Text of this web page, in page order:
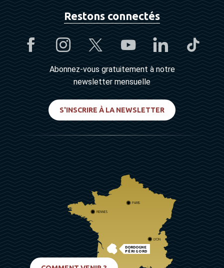
Restons connectés
Abonnez-vous gratuitement à notre
newsletter mensuelle
S'INSCRIRE À LA NEWSLETTER
DORDOGNE
PÉRIGORD
PARIS
RENNES
LYON